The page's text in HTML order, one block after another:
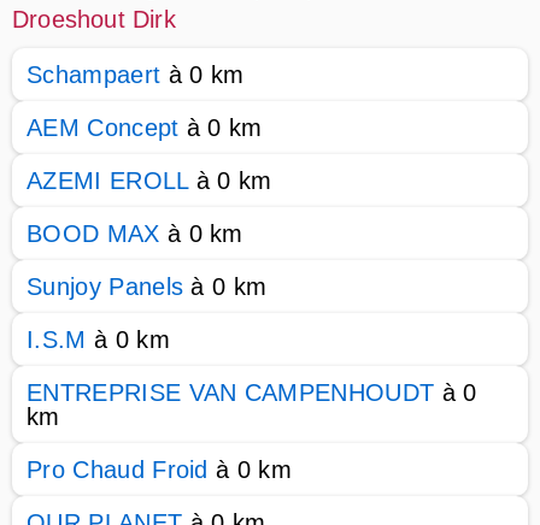
Droeshout Dirk
Schampaert à 0 km
AEM Concept à 0 km
AZEMI EROLLà 0 km
BOOD MAX à 0 km
Sunjoy Panels à 0 km
I.S.M à 0 km
ENTREPRISE VAN CAMPENHOUDT à 0
km
Pro Chaud Froid à 0 km